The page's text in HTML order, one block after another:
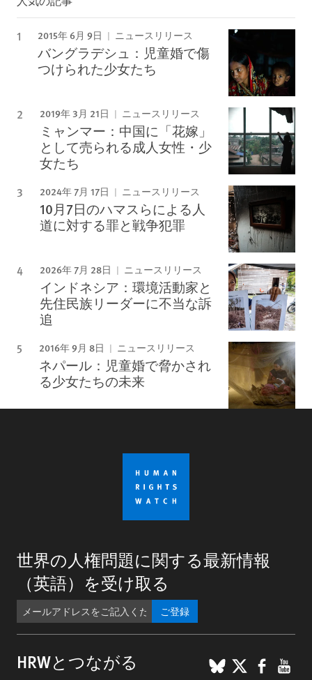
2015年 6月 9日 ニュースリリース
バングラデシュ：児童婚で傷
つけられた少女たち
2019年 3月 21日 ニュースリリース
ミャンマー：中国に「花嫁」
として売られる成人女性・少
女たち
2024年 7月 17日 ニュースリリース
10月7日のハマスらによる人
道に対する罪と戦争犯罪
2026年 7月 28日 ニュースリリース
インドネシア：環境活動家と
先住民族リーダーに不当な訴
追
2016年 9月 8日 ニュースリリース
ネパール：児童婚で脅かされ
る少女たちの未来
世界の人権問題に関する最新情報
（英語）を受け取る
ご登録
HRWとつながる BlueSky
X